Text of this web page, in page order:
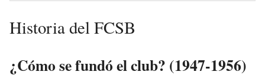
Historia del FCSB
¿Cómo se fundó el club? (1947-1956)